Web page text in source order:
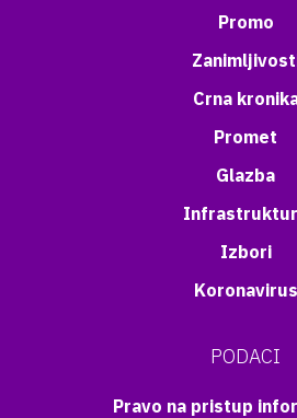
Promo
Crna
Promet
Glazba
Izbori
Koronavirus
PODACI
Pravo na pristup